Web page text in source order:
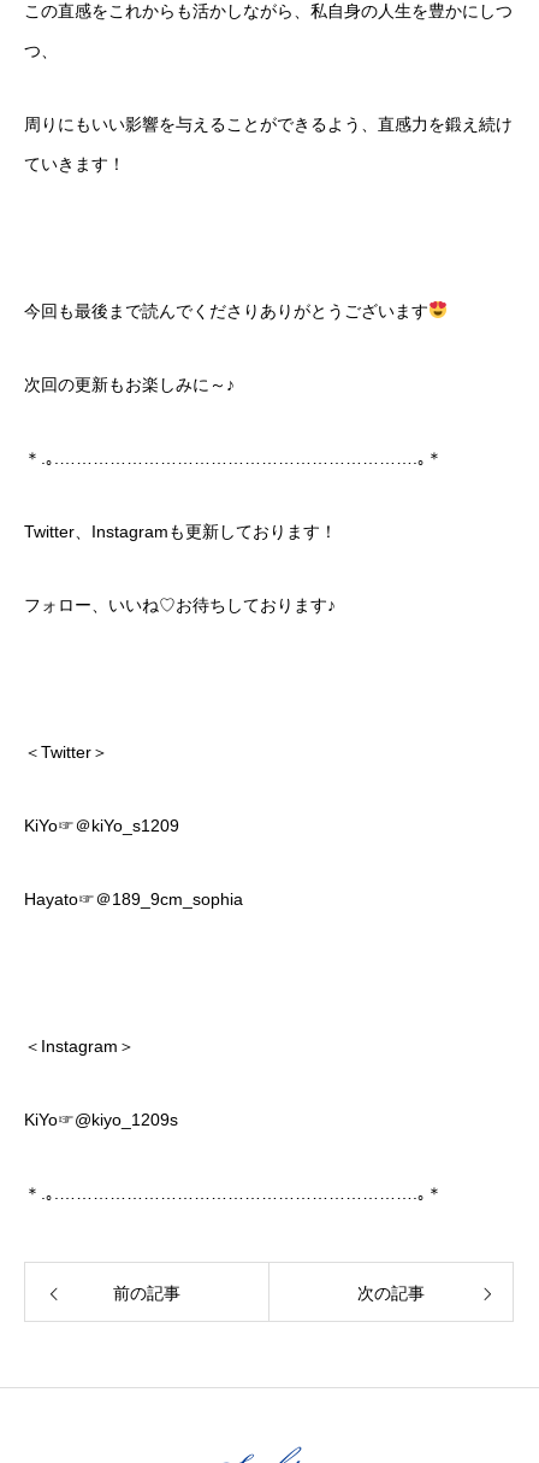
この直感をこれからも活かしながら、私自身の人生を豊かにしつ
つ、
周りにもいい影響を与えることができるよう、直感力を鍛え続け
ていきます！
今回も最後まで読んでくださりありがとうございます
次回の更新もお楽しみに～♪
＊.｡.……………………………………………………….｡＊
Twitter、Instagramも更新しております！
フォロー、いいね♡お待ちしております♪
＜Twitter＞
KiYo☞＠kiYo_s1209
Hayato☞＠189_9cm_sophia
＜Instagram＞
KiYo☞@kiyo_1209s
＊.｡.……………………………………………………….｡＊
前の記事 次の記事